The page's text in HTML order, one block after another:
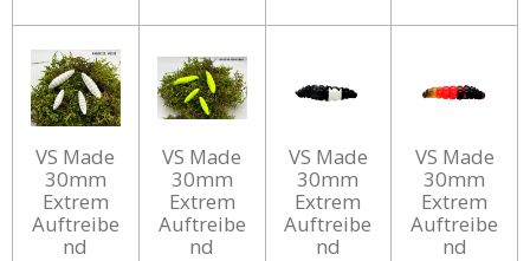
VS Made
30mm
Extrem
Auftreibe
nd
VS Made
30mm
Extrem
Auftreibe
nd
VS Made
30mm
Extrem
Auftreibe
nd
VS Made
30mm
Extrem
Auftreibe
nd